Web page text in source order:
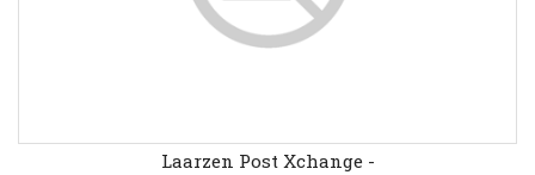
Laarzen Post Xchange -